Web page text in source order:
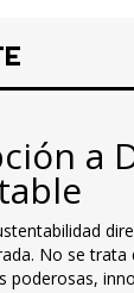
a
No se trata
poderosas,